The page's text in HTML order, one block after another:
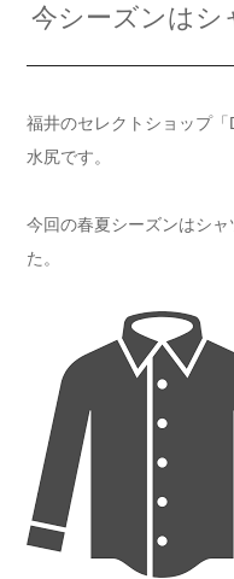
今シーズンはシ
福井のセレクトショップ
水尻です。
今回の春夏シーズンはシ
た。